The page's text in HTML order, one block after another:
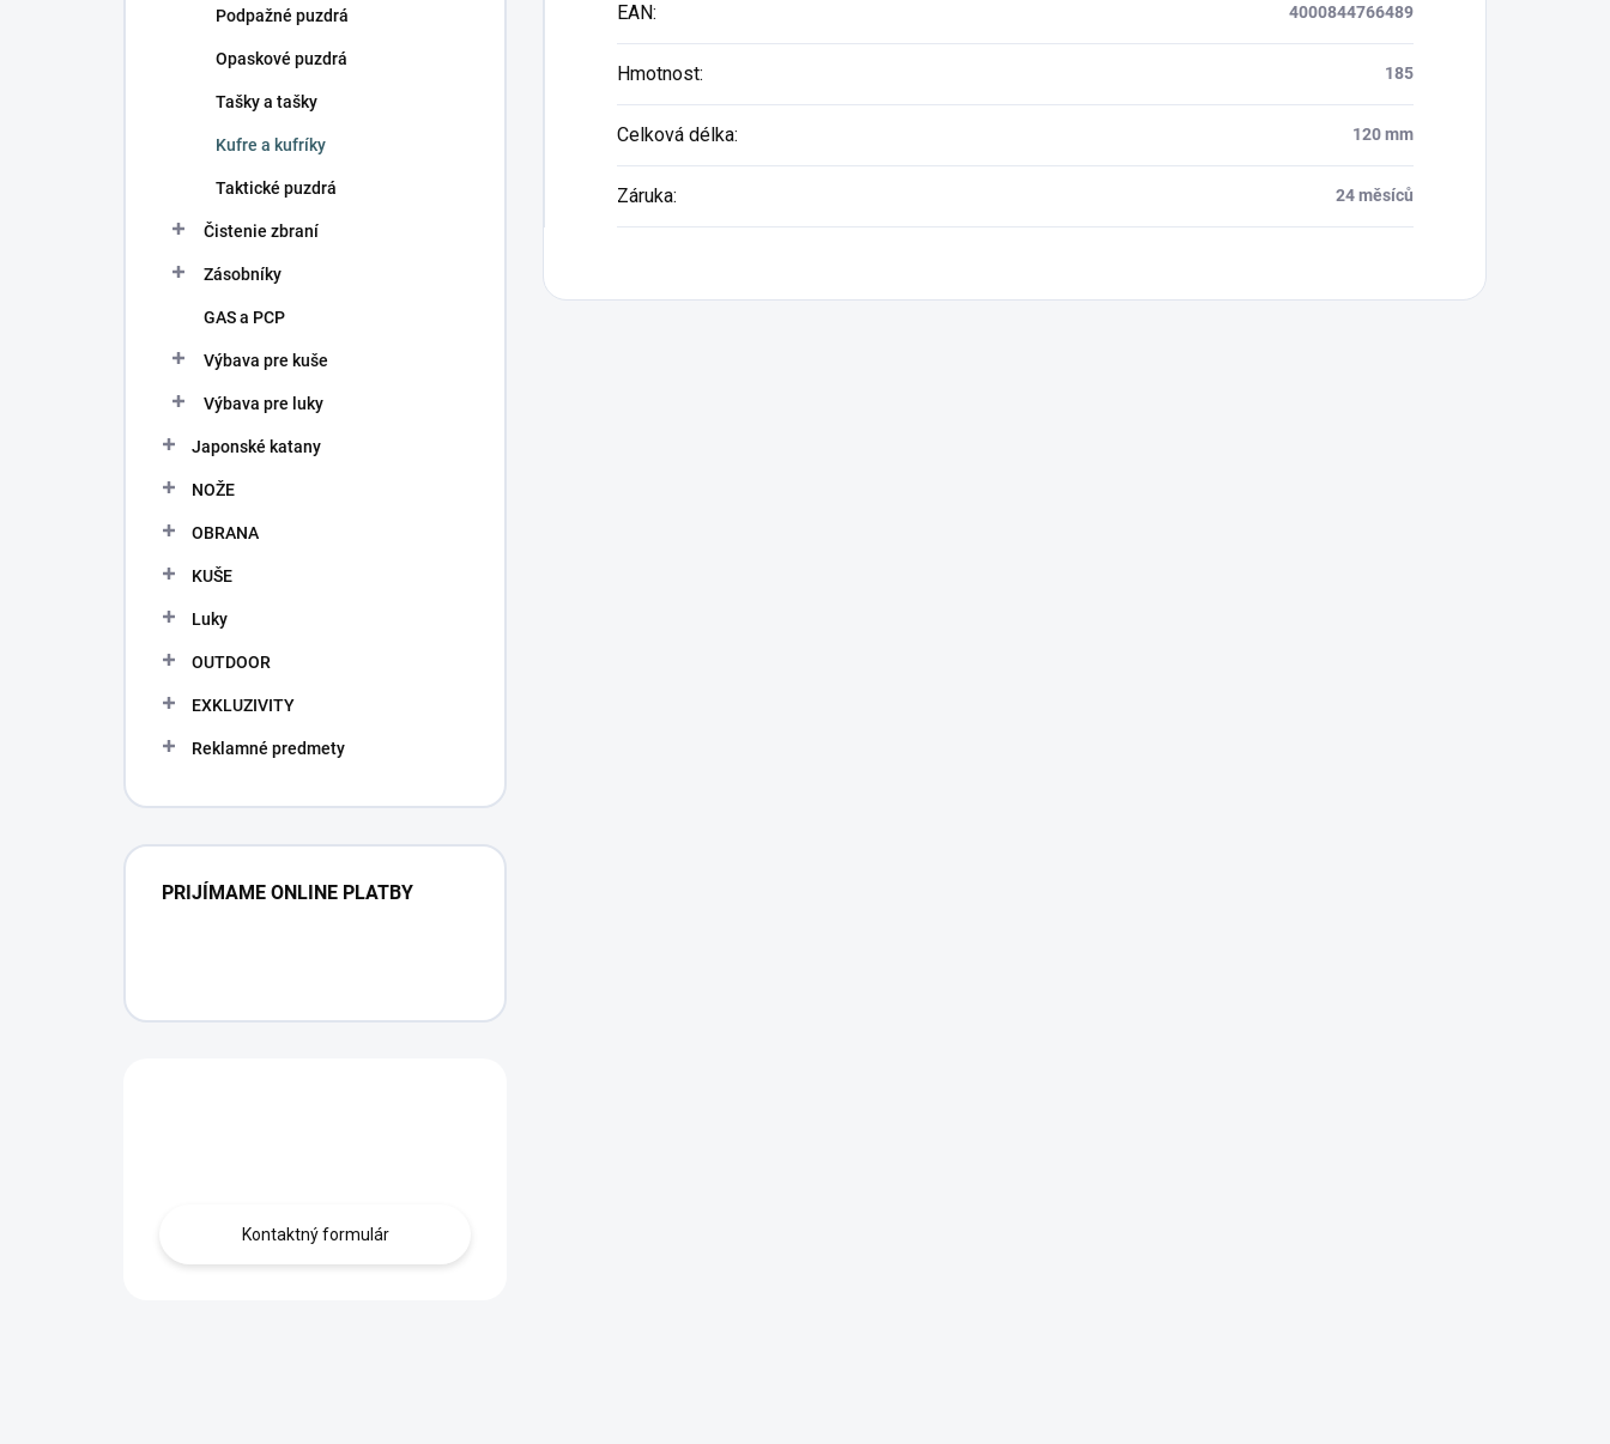
Podpažné puzdrá
Opaskové puzdrá
Tašky a tašky
Kufre a kufríky
Taktické puzdrá
Čistenie zbraní
Zásobníky
GAS a PCP
Výbava pre kuše
Výbava pre luky
Japonské katany
NOŽE
OBRANA
KUŠE
Luky
OUTDOOR
EXKLUZIVITY
Reklamné predmety
PRIJÍMAME ONLINE PLATBY
Kontaktný formulár
EAN: 4000844766489
Hmotnost: 185
Celková délka: 120 mm
Záruka: 24 měsíců